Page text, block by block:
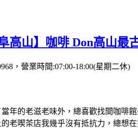
高山】咖啡 Don高山
，營業時間:07:00-18:00(星期二休)
年的老滋老味外，總喜歡找間咖
老喫茶店我幾乎沒有抵抗力，總